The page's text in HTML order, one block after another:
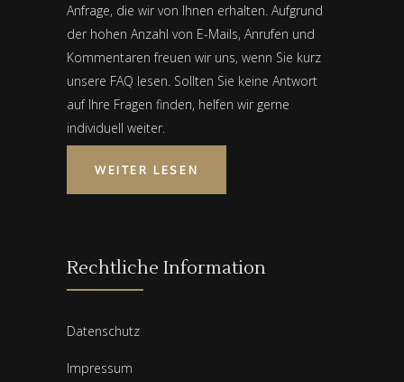
Anfrage, die wir von Ihnen erhalten. Aufgrund
der hohen Anzahl von E-Mails, Anrufen und
Kommentaren freuen wir uns, wenn Sie kurz
unsere FAQ lesen. Sollten Sie keine Antwort
auf Ihre Fragen finden, helfen wir gerne
individuell weiter.
WEITER LESEN
Rechtliche Information
Datenschutz
Impressum